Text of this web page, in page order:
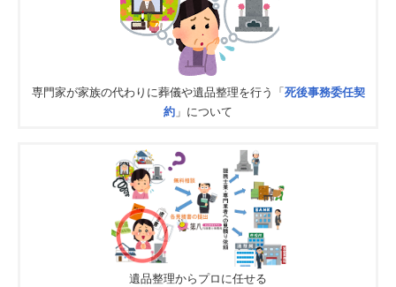
専門家が家族の代わりに葬儀や遺品整理を行う「 死後事務委任契
約 」について
遺品整理からプロに任せる